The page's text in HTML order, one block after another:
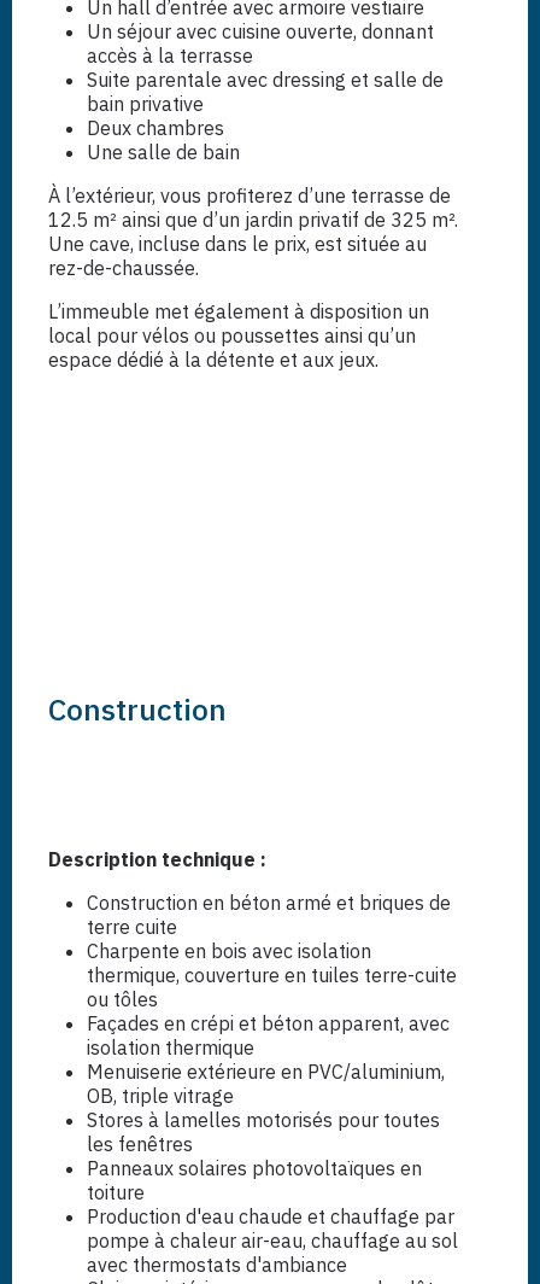
Un hall d’entrée avec armoire vestiaire
Un séjour avec cuisine ouverte, donnant
accès à la terrasse
Suite parentale avec dressing et salle de
bain privative
Deux chambres
Une salle de bain
À l’extérieur, vous profiterez d’une terrasse de
12.5 m² ainsi que d’un jardin privatif de 325 m².
Une cave, incluse dans le prix, est située au
rez-de-chaussée.
L’immeuble met également à disposition un
local pour vélos ou poussettes ainsi qu’un
espace dédié à la détente et aux jeux.
Construction
Description technique :
Construction en béton armé et briques de
terre cuite
Charpente en bois avec isolation
thermique, couverture en tuiles terre-cuite
ou tôles
Façades en crépi et béton apparent, avec
isolation thermique
Menuiserie extérieure en PVC/aluminium,
OB, triple vitrage
Stores à lamelles motorisés pour toutes
les fenêtres
Panneaux solaires photovoltaïques en
toiture
Production d'eau chaude et chauffage par
pompe à chaleur air-eau, chauffage au sol
avec thermostats d'ambiance